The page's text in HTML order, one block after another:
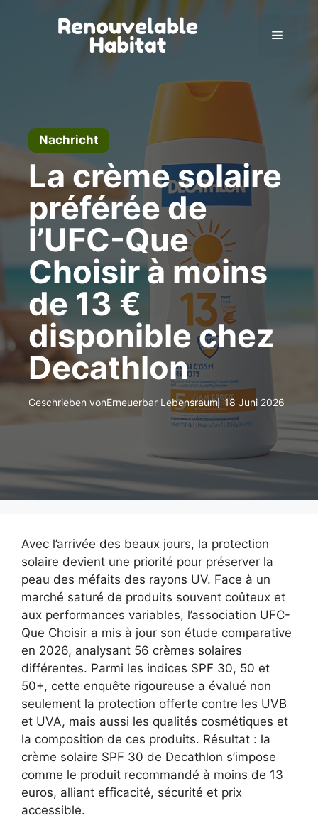
Menü
Nachricht
La crème solaire
préférée de
l’UFC-Que
Choisir à moins
de 13 €
disponible chez
Decathlon
Geschrieben vonErneuerbar Lebensraum 18 Juni 2026
Avec l’arrivée des beaux jours, la protection
solaire devient une priorité pour préserver la
peau des méfaits des rayons UV. Face à un
marché saturé de produits souvent coûteux et
aux performances variables, l’association UFC-
Que Choisir a mis à jour son étude comparative
en 2026, analysant 56 crèmes solaires
différentes. Parmi les indices SPF 30, 50 et
50+, cette enquête rigoureuse a évalué non
seulement la protection offerte contre les UVB
et UVA, mais aussi les qualités cosmétiques et
la composition de ces produits. Résultat : la
crème solaire SPF 30 de Decathlon s’impose
comme le produit recommandé à moins de 13
euros, alliant efficacité, sécurité et prix
accessible.